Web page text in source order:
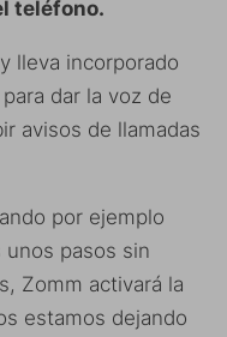
teléfono.
lleva incorporado
dar la voz de
avisos de llamadas
por ejemplo
unos pasos sin
Zomm activará la
estamos dejando